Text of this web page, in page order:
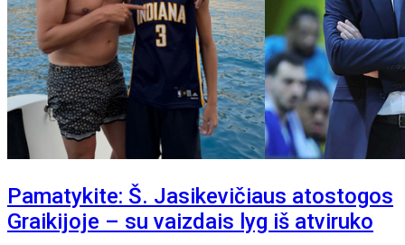
Pamatykite: Š. Jasikevičiaus atostogos
Graikijoje – su vaizdais lyg iš atviruko